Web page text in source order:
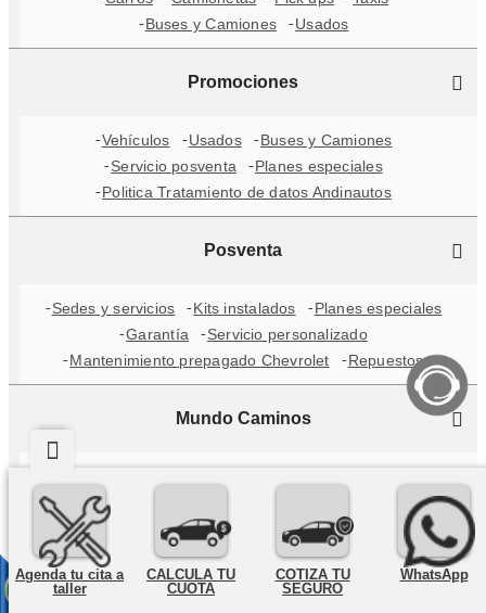
Agenda tu cita a
taller
CALCULA TU
CUOTA
COTIZA TU
SEGURO
WhatsApp
Buses y Camiones
Usados
Promociones
Vehículos Usados
Buses y Camiones
Servicio posventa
Planes especiales
Politica Tratamiento de datos Andinautos
Posventa
Sedes y servicios Kits instalados
Planes especiales
Garantía
Servicio personalizado
Mantenimiento prepagado Chevrolet
Repuestos
Mundo Caminos
Me cuido por ti y por mi
Trabaja con nosotros
Reglamento Interno de trabajo
Servicios